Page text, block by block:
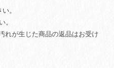
。
。
れが生じた商品の返品はお受け